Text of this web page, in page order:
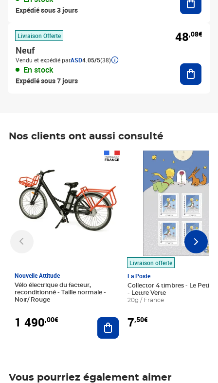
Expédié sous 3 jours
Livraison Offerte
Neuf
Vendu et expédié parASD4.05/5(38)
En stock
Expédié sous 7 jours
48,08€
Nos clients ont aussi consulté
Nouvelle Attitude
Vélo électrique du facteur,
reconditionné - Taille normale -
Noir/ Rouge
1 490,00€ Ajouter au panier
Livraison offerte
La Poste
Collector 4 timbres - Le Petit
- Lettre Verte
20g / France
7,50€
Prix 7,50€
Vous pourriez également aimer